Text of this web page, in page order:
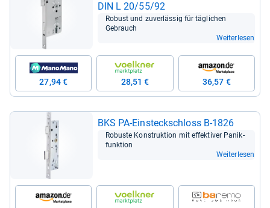
DIN L 20/55/92
Robust und zuver­läs­sig für täg­li­chen
Gebrauch
Weiterlesen
27,94 € 28,51 € 36,57 €
BKS PA-​Ein­steck­schloss B-​1826
Robuste Kon­struk­tion mit effek­ti­ver Panik­
funk­tion
Weiterlesen